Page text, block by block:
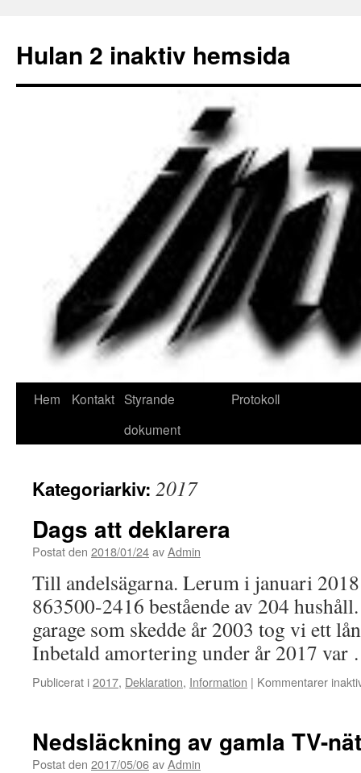
Hulan 2 inaktiv hemsida
Hoppa
Hem Kontakt Styrande
dokument
Protokoll
Kategoriarkiv: 2017
Dags att deklarera
Postat den 2018/01/24avAdmin
Till andelsägarna. Lerum i januari
863500-2416 bestående av 204
garage som skedde år 2003 tog vi ett
Inbetald amortering under år 2017
Publicerat i2017, Deklaration, Information | Kommentarer
Nedsläckning av gamla TV-
Postat den 2017/05/06avAdmin